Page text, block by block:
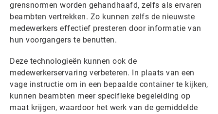
grensnormen worden gehandhaafd, zelfs als ervaren
beambten vertrekken. Zo kunnen zelfs de nieuwste
medewerkers effectief presteren door informatie van
hun voorgangers te benutten.
Deze technologieën kunnen ook de
medewerkerservaring verbeteren. In plaats van een
vage instructie om in een bepaalde container te kijken,
kunnen beambten meer specifieke begeleiding op
maat krijgen, waardoor het werk van de gemiddelde